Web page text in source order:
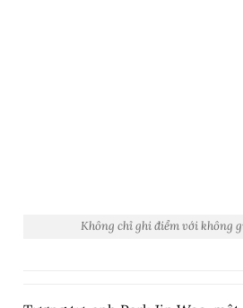
Không chỉ ghi điểm với không